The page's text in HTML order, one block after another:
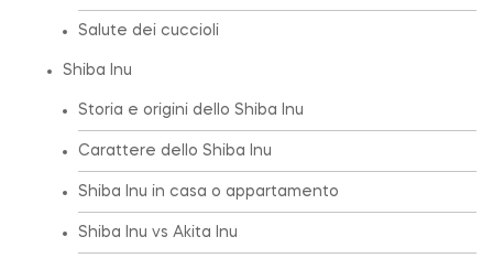
Salute dei cuccioli
Shiba Inu
Storia e origini dello Shiba Inu
Carattere dello Shiba Inu
Shiba Inu in casa o appartamento
Shiba Inu vs Akita Inu